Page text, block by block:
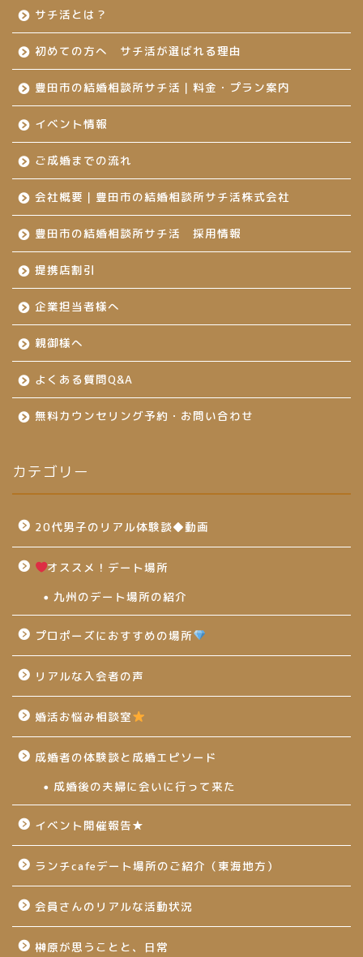
サチ活とは？
初めての方へ サチ活が選ばれる理由
豊田市の結婚相談所サチ活｜料金・プラン案内
イベント情報
ご成婚までの流れ
会社概要｜豊田市の結婚相談所サチ活株式会社
豊田市の結婚相談所サチ活 採用情報
提携店割引
企業担当者様へ
親御様へ
よくある質問Q&A
無料カウンセリング予約・お問い合わせ
カテゴリー
20代男子のリアル体験談◆動画
オススメ！デート場所
九州のデート場所の紹介
プロポーズにおすすめの場所
リアルな入会者の声
婚活お悩み相談室
成婚者の体験談と成婚エピソード
成婚後の夫婦に会いに行って来た
イベント開催報告★
ランチcafeデート場所のご紹介（東海地方）
会員さんのリアルな活動状況
榊原が思うことと、日常